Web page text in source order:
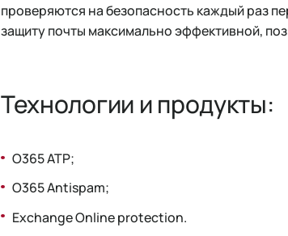
проверяются на безопасность каждый раз
защиту почты максимально эффективной,
Технологии и продукты:
O365 ATP;
O365 Antispam;
Exchange Online protection.